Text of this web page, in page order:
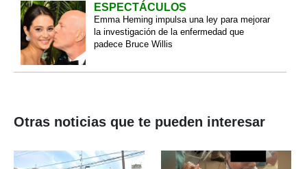
ESPECTÁCULOS
Emma Heming impulsa una ley para mejorar
la investigación de la enfermedad que
padece Bruce Willis
Otras noticias que te pueden interesar